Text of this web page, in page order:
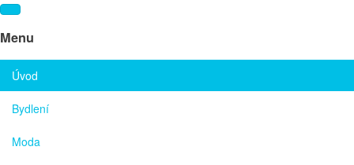
Menu
Úvod
Bydlení
Moda